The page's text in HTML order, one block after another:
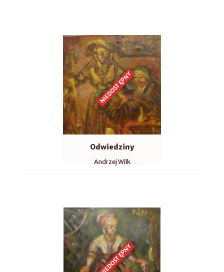
Odwiedziny
Andrzej Wilk
NIEDOSTĘPNY
NIEDOSTĘPNY